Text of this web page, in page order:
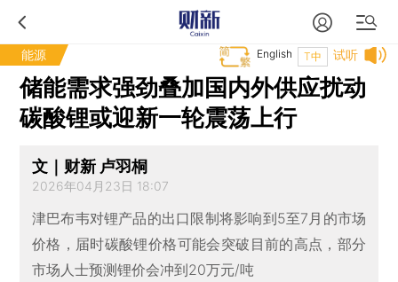
能源 试听
T中
English
储能需求强劲叠加国内外供应扰动
碳酸锂或迎新一轮震荡上行
文｜财新 卢羽桐
2026年04月23日 18:07
津巴布韦对锂产品的出口限制将影响到5至7月的市场
价格，届时碳酸锂价格可能会突破目前的高点，部分
市场人士预测锂价会冲到20万元/吨